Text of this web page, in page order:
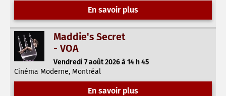
En savoir plus
Maddie's Secret
- VOA
Vendredi 7 août 2026 à 14 h 45
Cinéma Moderne, Montréal
En savoir plus